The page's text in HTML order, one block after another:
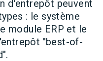
d'entrepôt peuvent
: le système
module ERP et le
"best-of-